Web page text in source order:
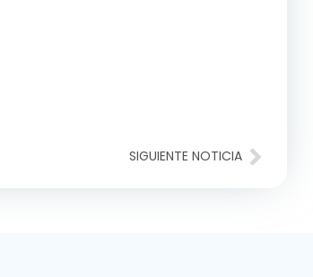
SIGUIENTE NOTICIA